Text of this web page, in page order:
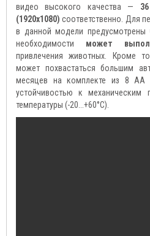
видео высокого качества —
(1920х1080) соответственно. Для
в данной модели предусмотрены
необходимости может
привлечения животных. Кроме
может похвастаться большим
месяцев на комплекте из 8 АА
устойчивостью к механическим
температуры (-20...+60°С).